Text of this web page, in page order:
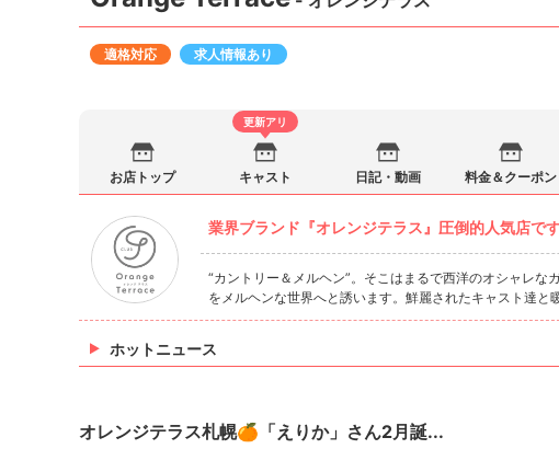
適格対応 求人情報あり
お店トップ
更新アリ
キャスト 日記・動画 料金＆クーポン
業界ブランド『オレンジテラス』圧倒的人気店で
“カントリー＆メルヘン”。そこはまるで西洋のオシャレ
をメルヘンな世界へと誘います。鮮麗されたキャスト達と
ホットニュース
オレンジテラス札幌🍊「えりか」さん2月誕...